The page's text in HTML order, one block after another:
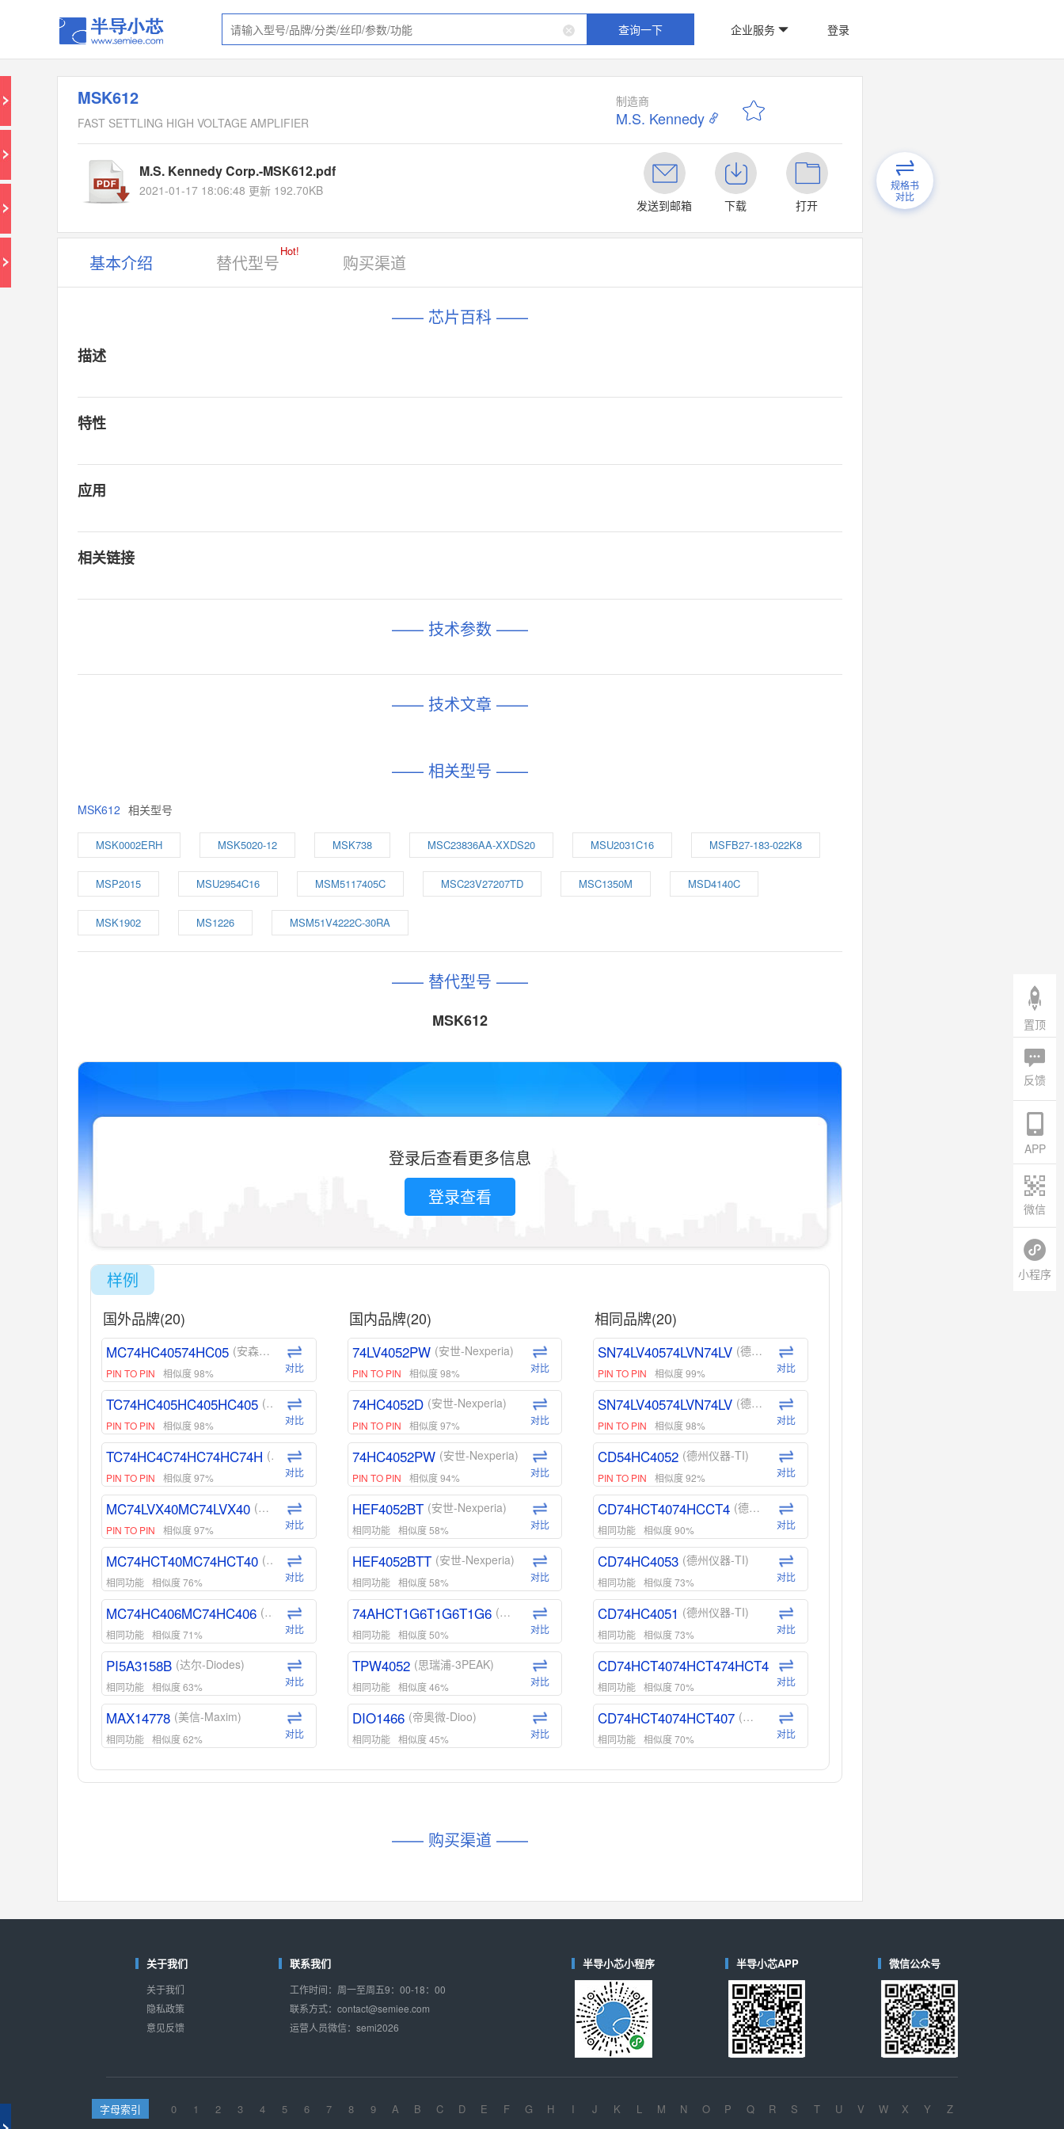
查询一下 企业服务 登录
MSK612
FAST SETTLING HIGH VOLTAGE AMPLIFIER
制造商
M.S. Kennedy
M.S. Kennedy Corp.-MSK612.pdf
2021-01-17 18:06:48 更新 192.70KB
发送到邮箱
下载 打开
规格书
对比
基本介绍 替代型号
Hot!
购买渠道
—— 芯片百科 ——
描述
特性
应用
相关链接
—— 技术参数 ——
—— 技术文章 ——
—— 相关型号 ——
MSK612 相关型号
MSK0002ERH MSK5020-12 MSK738 MSC23836AA-XXDS20 MSU2031C16 MSFB27-183-022K8
MSP2015 MSU2954C16 MSM5117405C MSC23V27207TD MSC1350M MSD4140C
MSK1902 MS1226 MSM51V4222C-30RA
—— 替代型号 ——
MSK612
登录后查看更多信息
登录查看
样例
国外品牌(20)
MC74HC40574HC05 (安森美-ON)
PIN TO PIN 相似度 98% 对比
TC74HC405HC405HC405 (东芝-Toshiba)
PIN TO PIN 相似度 98% 对比
TC74HC4C74HC74HC74H (东芝-Toshiba)
PIN TO PIN 相似度 97% 对比
MC74LVX40MC74LVX40 (安森美-ON)
PIN TO PIN 相似度 97% 对比
MC74HCT40MC74HCT40 (安森美-ON)
相同功能 相似度 76% 对比
MC74HC406MC74HC406 (安森美-ON)
相同功能 相似度 71% 对比
PI5A3158B (达尔-Diodes)
相同功能 相似度 63% 对比
MAX14778 (美信-Maxim)
相同功能 相似度 62% 对比
ADG1439 (亚德诺-ADI)
对比
对比
TC4052BFT (东芝-Toshiba)
ISL54233 (瑞萨-Renesas)
相同功能 相似度 49%
国内品牌(20)
74LV4052PW (安世-Nexperia)
PIN TO PIN 相似度 98% 对比
74HC4052D (安世-Nexperia)
PIN TO PIN 相似度 97% 对比
74HC4052PW (安世-Nexperia)
PIN TO PIN 相似度 94% 对比
HEF4052BT (安世-Nexperia)
相同功能 相似度 58% 对比
HEF4052BTT (安世-Nexperia)
相同功能 相似度 58% 对比
74AHCT1G6T1G6T1G6 (安世-Nexperia)
相同功能 相似度 50% 对比
TPW4052 (思瑞浦-3PEAK)
相同功能 相似度 46% 对比
DIO1466 (帝奥微-Dioo)
相同功能 相似度 45% 对比
DIO1159 (帝奥微-Dioo)
对比
相似度 44%
CD4052
SGM7232 (圣邦微-SGM)
相同功能 相似度 35%
相同品牌(20)
SN74LV40574LVN74LV (德州仪器-TI)
PIN TO PIN 相似度 99% 对比
SN74LV40574LVN74LV (德州仪器-TI)
PIN TO PIN 相似度 98% 对比
CD54HC4052 (德州仪器-TI)
PIN TO PIN 相似度 92% 对比
CD74HCT4074HCCT4 (德州仪器-TI)
相同功能 相似度 90% 对比
CD74HC4053 (德州仪器-TI)
相同功能 相似度 73% 对比
CD74HC4051 (德州仪器-TI)
相同功能 相似度 73% 对比
CD74HCT4074HCT474HCT4 (德州仪器-TI)
相同功能 相似度 70% 对比
CD74HCT4074HCT407 (德州仪器-TI)
相同功能 相似度 70% 对比
CD74HCT4D74HDCT40 (德州仪器-TI)
对比
—— 购买渠道 ——
关于我们
关于我们
隐私政策
意见反馈
联系我们
工作时间：周一至周五9：00-18：00
联系方式：contact@semiee.com
运营人员微信：semi2026
半导小芯小程序 半导小芯APP 微信公众号
字母索引 0 1 2 3 4 5 6 7 8 9 A B C D E F G H I J K L M N O P Q R S T U V W X Y Z
置顶
反馈
APP
微信
小程序